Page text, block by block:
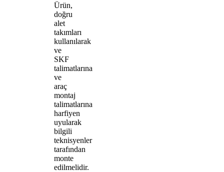
Ürün,
doğru
alet
takımları
kullanılarak
ve
SKF
talimatlarına
ve
araç
montaj
talimatlarına
harfiyen
uyularak
bilgili
teknisyenler
tarafından
monte
edilmelidir.